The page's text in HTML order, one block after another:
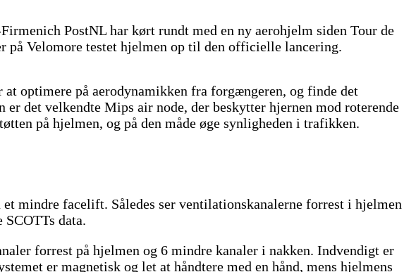
PostNL har kørt rundt med en ny aerohjelm siden Tour de
på Velomore testet hjelmen op til den officielle lancering.
optimere på aerodynamikken fra forgængeren, og finde det
det velkendte Mips air node, der beskytter hjernen mod roterende
på hjelmen, og på den måde øge synligheden i trafikken.
mindre facelift. Således ser ventilationskanalerne forrest i hjelmen
data.
forrest på hjelmen og 6 mindre kanaler i nakken. Indvendigt er
er magnetisk og let at håndtere med en hånd, mens hjelmens